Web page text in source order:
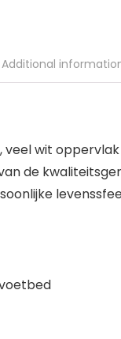
Additional
veel wit
de